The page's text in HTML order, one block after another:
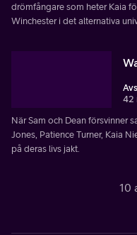
drömfångare som heter Kaia
Winchester i det alternativa
42
När Sam och Dean försvinner
Jones, Patience Turner, Kaia
på deras livs jakt.
10